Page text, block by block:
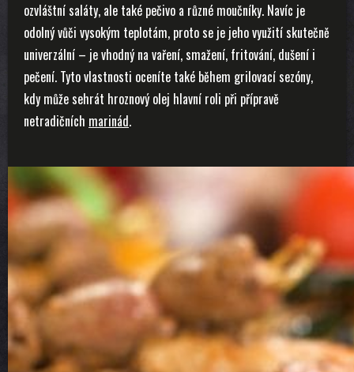
ozvláštní saláty, ale také pečivo a různé moučníky. Navíc je
odolný vůči vysokým teplotám, proto se je jeho využití skutečně
univerzální – je vhodný na vaření, smažení, fritování, dušení i
pečení. Tyto vlastnosti oceníte také během grilovací sezóny,
kdy může sehrát hroznový olej hlavní roli při přípravě
netradičních marinád.